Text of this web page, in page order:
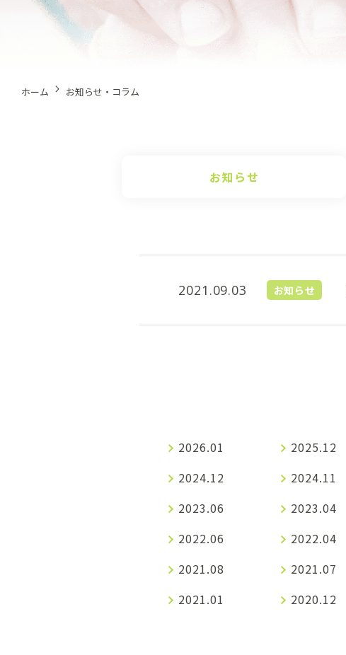
ホーム お知らせ・コラム
お知らせ
2021.09.03 お知らせ
2026.01 2025.12
2024.12
2024.11
2023.06
2023.04
2022.06
2022.04
2021.08
2021.07
2021.01
2020.12